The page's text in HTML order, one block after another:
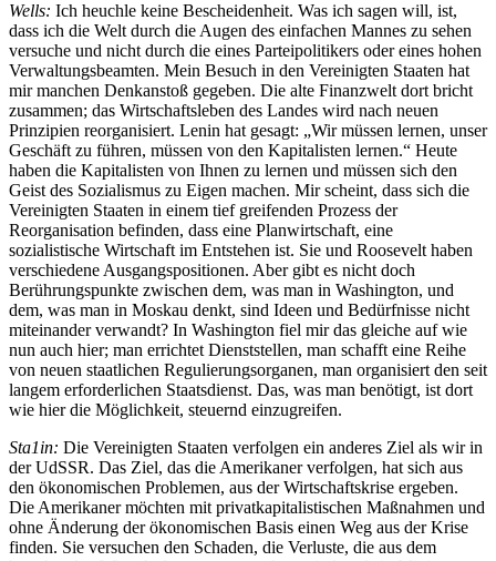
Wells: Ich heuchle keine Bescheidenheit. Was ich sagen will, ist,
dass ich die Welt durch die Augen des einfachen Mannes zu sehen
versuche und nicht durch die eines Parteipolitikers oder eines hohen
Verwaltungsbeamten. Mein Besuch in den Vereinigten Staaten hat
mir manchen Denkanstoß gegeben. Die alte Finanzwelt dort bricht
zusammen; das Wirtschaftsleben des Landes wird nach neuen
Prinzipien reorganisiert. Lenin hat gesagt: „Wir müssen lernen, unser
Geschäft zu führen, müssen von den Kapitalisten lernen.“ Heute
haben die Kapitalisten von Ihnen zu lernen und müssen sich den
Geist des Sozialismus zu Eigen machen. Mir scheint, dass sich die
Vereinigten Staaten in einem tief greifenden Prozess der
Reorganisation befinden, dass eine Planwirtschaft, eine
sozialistische Wirtschaft im Entstehen ist. Sie und Roosevelt haben
verschiedene Ausgangspositionen. Aber gibt es nicht doch
Berührungspunkte zwischen dem, was man in Washington, und
dem, was man in Moskau denkt, sind Ideen und Bedürfnisse nicht
miteinander verwandt? In Washington fiel mir das gleiche auf wie
nun auch hier; man errichtet Dienststellen, man schafft eine Reihe
von neuen staatlichen Regulierungsorganen, man organisiert den seit
langem erforderlichen Staatsdienst. Das, was man benötigt, ist dort
wie hier die Möglichkeit, steuernd einzugreifen.
Sta1in: Die Vereinigten Staaten verfolgen ein anderes Ziel als wir in
der UdSSR. Das Ziel, das die Amerikaner verfolgen, hat sich aus
den ökonomischen Problemen, aus der Wirtschaftskrise ergeben.
Die Amerikaner möchten mit privatkapitalistischen Maßnahmen und
ohne Änderung der ökonomischen Basis einen Weg aus der Krise
finden. Sie versuchen den Schaden, die Verluste, die aus dem